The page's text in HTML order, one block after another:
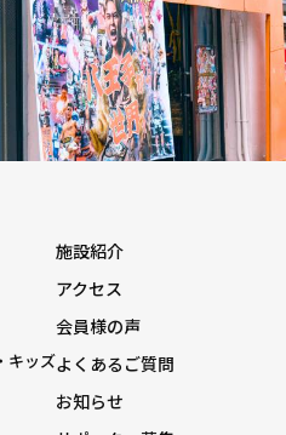
キッズ
施設紹介
アクセス
会員様の声
よくあるご質問
お知らせ